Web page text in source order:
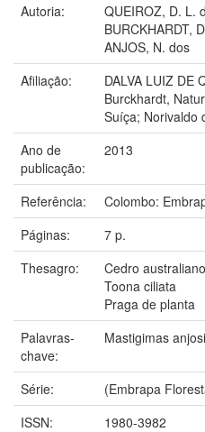
Autoria:
QUEIROZ, D. L.
BURCKHARDT,
ANJOS, N. dos
Afiliação:
DALVA LUIZ DE
Burckhardt,
Suíça; Norivaldo
Ano de
publicação:
2013
Referência:
Colombo:
Páginas:
7 p.
Thesagro:
Cedro australiano
Toona ciliata
Praga de planta
Palavras-
chave:
Mastigimas anjosi
Série:
(Embrapa
ISSN:
1980-3982